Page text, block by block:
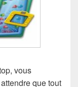
vous
que tout